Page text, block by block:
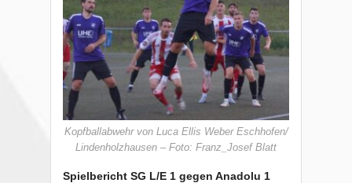
Kopfballabwehr von Luca Ellis Weber Eschhofen/
Lindenholzhausen – Foto: Franz_Josef Blatt
Spielbericht SG L/E 1 gegen Anadolu 1